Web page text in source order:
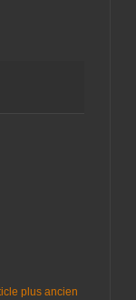
plus ancien